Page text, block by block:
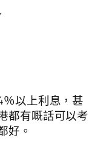
以上利息，甚
都有嘅話可以考
好。